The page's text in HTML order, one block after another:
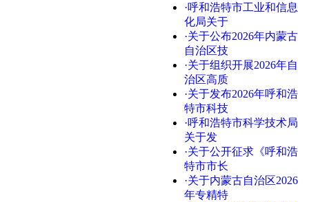
·呼和浩特市工业和信息
化局关于
·关于公布2026年内蒙古
自治区技
·关于组织开展2026年自
治区高质
·关于发布2026年呼和浩
特市科技
·呼和浩特市科学技术局
关于发
·关于公开征求《呼和浩
特市市长
·关于内蒙古自治区2026
年专精特